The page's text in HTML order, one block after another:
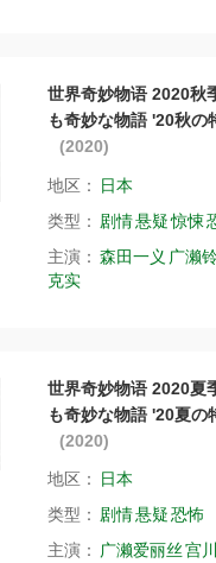
世界奇妙物语 2020秋
も奇妙な物語 '20秋の
(2020)
地区：
日本
类型： 剧情悬疑惊悚
主演： 森田一义 广濑
克实
世界奇妙物语 2020夏
も奇妙な物語 '20夏の
(2020)
地区：
日本
类型： 剧情悬疑恐怖
主演： 广濑爱丽丝宫